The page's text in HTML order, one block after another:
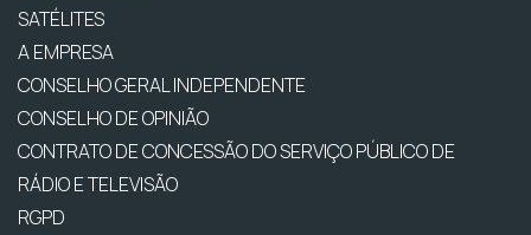
SATÉLITES
A EMPRESA
CONSELHO GERAL INDEPENDENTE
CONSELHO DE OPINIÃO
CONTRATO DE CONCESSÃO DO SERVIÇO PÚBLICO DE
RÁDIO E TELEVISÃO
RGPD